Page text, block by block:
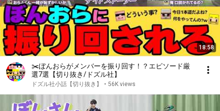
18:58
✂️ぼんおらがメンバーを振り回す！？エピソード厳
選7選【切り抜き/ドズル社】
ドズル社小話【切り抜き】 • 56K views